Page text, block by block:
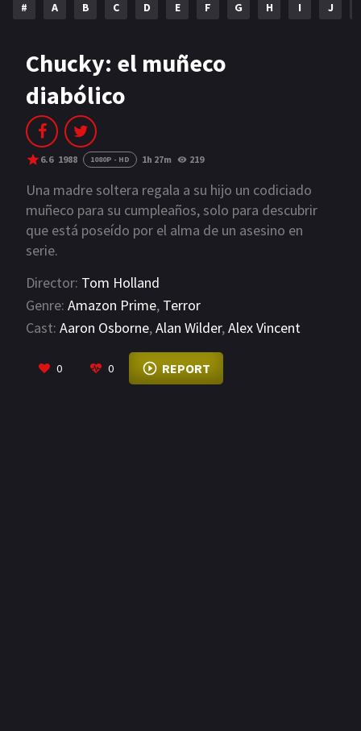
AÑOS
2023
2021
2019 2018
2014 2006
2002 2001
2000
PELICULAS
# A B C D E F G H I J
Chucky: el muñeco
diabólico
6.6 1988 1080P - HD 1h 27m 219
Una madre soltera regala a su hijo un codiciado
muñeco para su cumpleaños, solo para descubrir
que está poseído por el alma de un asesino en
serie.
Director: Tom Holland
Genre: Amazon Prime, Terror
Cast: Aaron Osborne,Alan Wilder,Alex Vincent
0 0 REPORT